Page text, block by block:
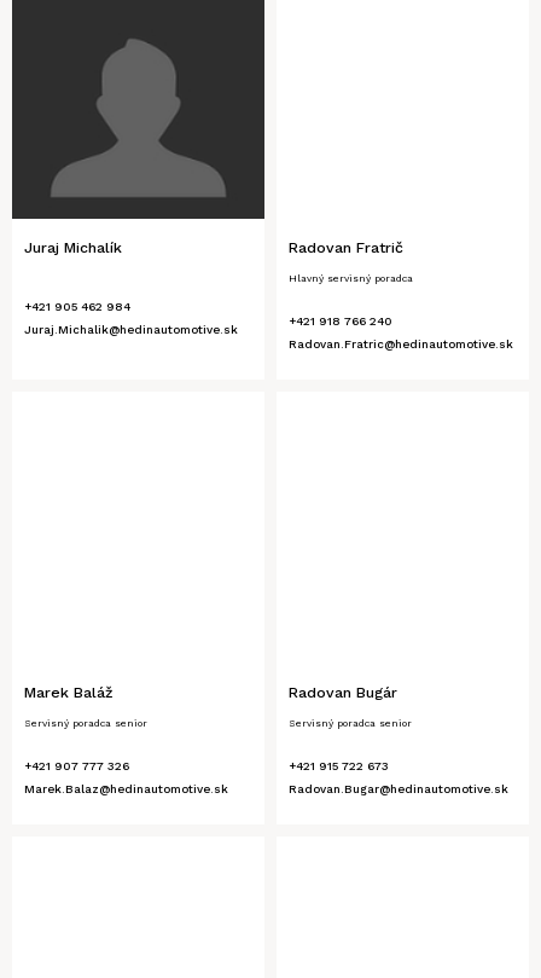
Juraj Michalík
+421 905 462 984
Juraj.Michalik@hedinautomotive.sk
Radovan Fratrič
Hlavný servisný poradca
+421 918 766 240
Radovan.Fratric@hedinautomotive.sk
Marek Baláž
Servisný poradca senior
+421 907 777 326
Marek.Balaz@hedinautomotive.sk
Radovan Bugár
Servisný poradca senior
+421 915 722 673
Radovan.Bugar@hedinautomotive.sk